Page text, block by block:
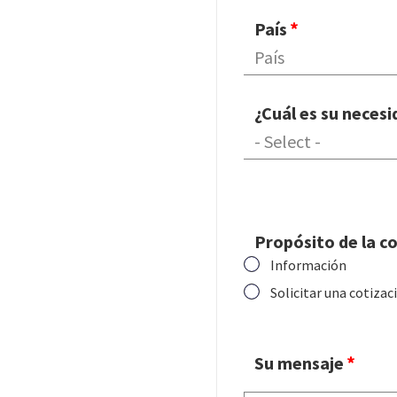
País
¿Cuál es su
¿Cuál es su
Propósito de la
Información
Solicitar una
Su mensaje